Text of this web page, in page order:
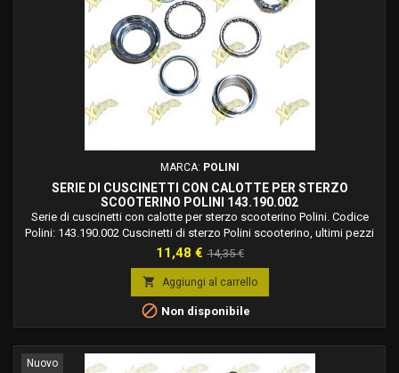
MARCA: POLINI
SERIE DI CUSCINETTI CON CALOTTE PER STERZO
SCOOTERINO POLINI 143.190.002
Serie di cuscinetti con calotte per sterzo scooterino Polini. Codice
Polini: 143.190.002 Cuscinetti di sterzo Polini scooterino, ultimi pezzi
disponibili.
Prezzo
11,48 € Prezzo
base
14,35 €
 Aggiungi al carrello
 Non disponibile
Nuovo